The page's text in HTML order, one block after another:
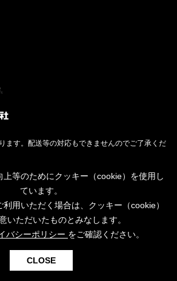
ます。配送等の対応もできませんのでご了承くだ
気に入り カート
上等のためにクッキー（cookie）を使用し
ています。
用いただく場合は、クッキー（cookie）
いただいたものとみなします。
バシーポリシー をご確認ください。
CLOSE